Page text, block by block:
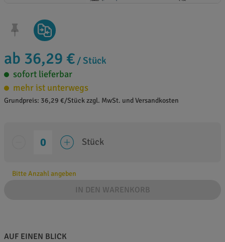
ab 36,29 € / Stück
sofort lieferbar
mehr ist unterwegs
Grundpreis: 36,29 €/Stück zzgl. MwSt. und Versandkosten
Stück
Bitte Anzahl angeben
IN DEN WARENKORB
AUF EINEN BLICK